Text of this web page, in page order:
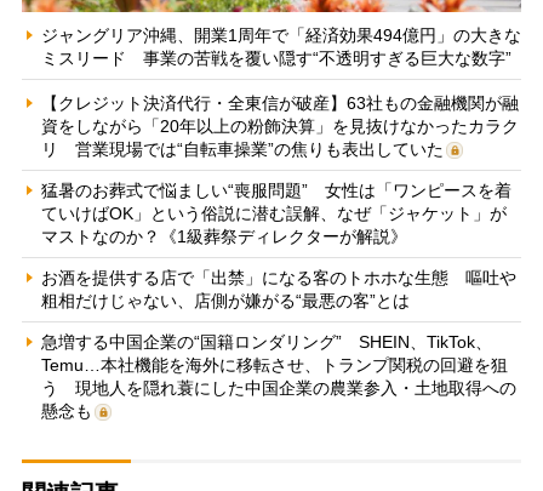
ジャングリア沖縄、開業1周年で「経済効果494億円」の大きな
ミスリード 事業の苦戦を覆い隠す“不透明すぎる巨大な数字”
【クレジット決済代行・全東信が破産】63社もの金融機関が融
資をしながら「20年以上の粉飾決算」を見抜けなかったカラク
リ 営業現場では“自転車操業”の焦りも表出していた
猛暑のお葬式で悩ましい“喪服問題” 女性は「ワンピースを着
ていけばOK」という俗説に潜む誤解、なぜ「ジャケット」が
マストなのか？《1級葬祭ディレクターが解説》
お酒を提供する店で「出禁」になる客のトホホな生態 嘔吐や
粗相だけじゃない、店側が嫌がる“最悪の客”とは
急増する中国企業の“国籍ロンダリング” SHEIN、TikTok、
Temu…本社機能を海外に移転させ、トランプ関税の回避を狙
う 現地人を隠れ蓑にした中国企業の農業参入・土地取得への
懸念も